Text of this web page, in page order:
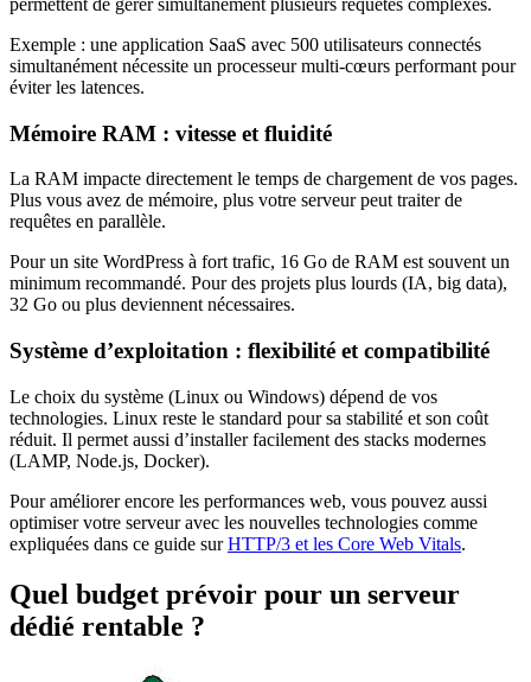
permettent de gérer simultanément plusieurs requêtes complexes.
Exemple : une application SaaS avec 500 utilisateurs connectés
simultanément nécessite un processeur multi-cœurs performant pour
éviter les latences.
Mémoire RAM : vitesse et fluidité
La RAM impacte directement le temps de chargement de vos pages.
Plus vous avez de mémoire, plus votre serveur peut traiter de
requêtes en parallèle.
Pour un site WordPress à fort trafic, 16 Go de RAM est souvent un
minimum recommandé. Pour des projets plus lourds (IA, big data),
32 Go ou plus deviennent nécessaires.
Système d’exploitation : flexibilité et compatibilité
Le choix du système (Linux ou Windows) dépend de vos
technologies. Linux reste le standard pour sa stabilité et son coût
réduit. Il permet aussi d’installer facilement des stacks modernes
(LAMP, Node.js, Docker).
Pour améliorer encore les performances web, vous pouvez aussi
optimiser votre serveur avec les nouvelles technologies comme
expliquées dans ce guide surHTTP/3 et les Core Web Vitals.
Quel budget prévoir pour un serveur
dédié rentable ?